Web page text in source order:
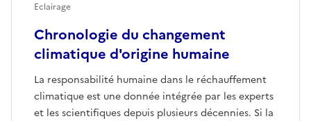
Chronologie du changement
climatique d'origine humaine
La responsabilité humaine dans le réchauffement
climatique est une donnée intégrée par les experts
et les scientifiques depuis plusieurs décennies. Si la
Eclairage